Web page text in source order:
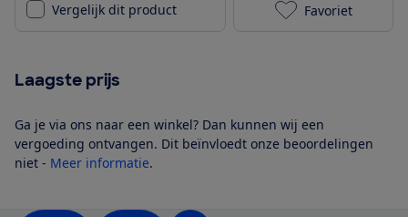
Vergelijk dit product Apple
Favoriet
Laagste prijs
Ga je via ons naar een winkel? Dan kunnen wij een
vergoeding ontvangen. Dit beïnvloedt onze beoordelingen
niet - Meer informatie.